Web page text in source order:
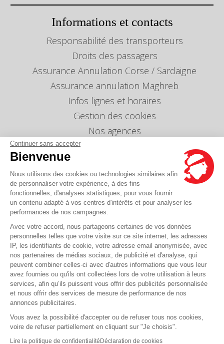
Continuer sans accepter
Bienvenue
Nous utilisons des cookies ou technologies similaires afin
de personnaliser votre expérience, à des fins
fonctionnelles, d'analyses statistiques, pour vous fournir
un contenu adapté à vos centres d'intérêts et pour analyser les
performances de nos campagnes.
Avec votre accord, nous partageons certaines de vos données
personnelles telles que votre visite sur ce site internet, les adresses
IP, les identifiants de cookie, votre adresse email anonymisée, avec
nos partenaires de médias sociaux, de publicité et d'analyse, qui
peuvent combiner celles-ci avec d'autres informations que vous leur
avez fournies ou qu'ils ont collectées lors de votre utilisation à leurs
services, afin qu’ils puissent vous offrir des publicités personnalisée
et nous offrir des services de mesure de performance de nos
annonces publicitaires.
Vous avez la possibilité d'accepter ou de refuser tous nos cookies,
voire de refuser partiellement en cliquant sur "Je choisis".
Lire la politique de confidentialité Déclaration de cookies
Informations et contacts
Responsabilité des transporteurs
Droits des passagers
Assurance Annulation Corse / Sardaigne
Assurance annulation Maghreb
Infos lignes et horaires
Gestion des cookies
Nos agences
Nous envoyer un message
Info Ventes et Modifications
Politique de protection des données
personnelles
Index égalité professionnelle Femmes-Hommes
Écarts de représentation femmes-hommes dans
les postes de direction
Vous avez une question ?
La FAQ c'est ici
© Corsica Linea - Siège social - 4 Bd Roi Jérôme, 20000 Ajaccio -
CGV-CGT-CGO